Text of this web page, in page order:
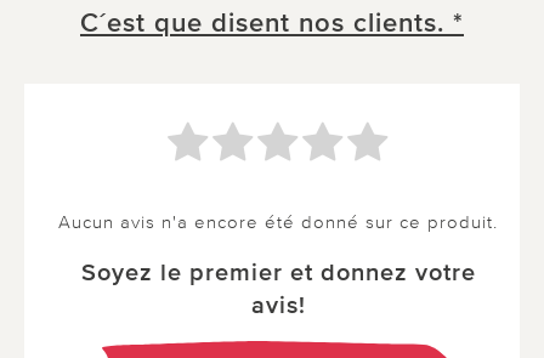
C´est que disent nos clients. *
Aucun avis n'a encore été donné sur ce produit.
Soyez le premier et donnez votre
avis!